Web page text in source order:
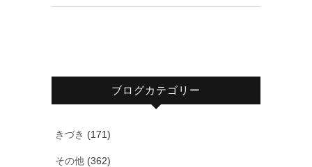
ブログカテゴリー
きづき (171)
その他 (362)